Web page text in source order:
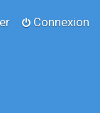
Connexion